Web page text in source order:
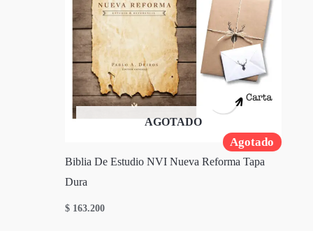
Agotado
AGOTADO
Biblia De Estudio NVI Nueva Reforma Tapa
Dura
$ 163.200